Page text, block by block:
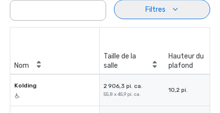
Filtres
Nom
Taille de la
salle
Hauteur du
plafond
Kolding 2 906,3 pi. ca.
55,8 x 45,9 pi. ca.
10,2 pi.